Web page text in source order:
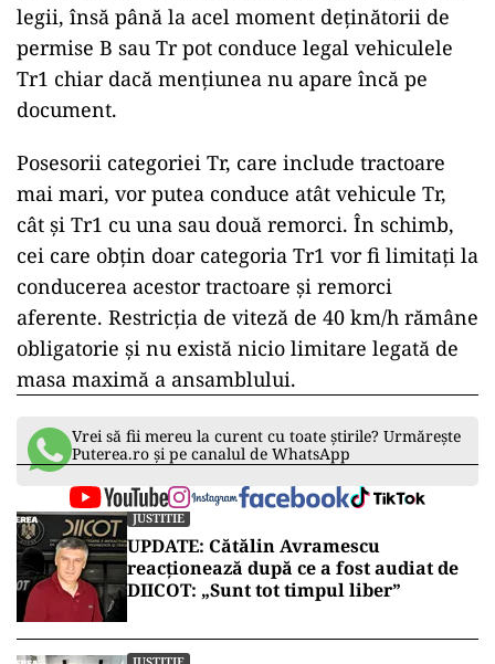
legii, însă până la acel moment deținătorii de
permise B sau Tr pot conduce legal vehiculele
Tr1 chiar dacă mențiunea nu apare încă pe
document.
Posesorii categoriei Tr, care include tractoare
mai mari, vor putea conduce atât vehicule Tr,
cât și Tr1 cu una sau două remorci. În schimb,
cei care obțin doar categoria Tr1 vor fi limitați la
conducerea acestor tractoare și remorci
aferente. Restricția de viteză de 40 km/h rămâne
obligatorie și nu există nicio limitare legată de
masa maximă a ansamblului.
Vrei să fii mereu la curent cu toate știrile? Urmărește
Puterea.ro și pe canalul de WhatsApp
JUSTITIE
UPDATE: Cătălin Avramescu
reacționează după ce a fost audiat de
DIICOT: „Sunt tot timpul liber”